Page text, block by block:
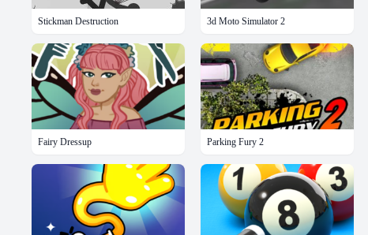
Stickman Destruction 3d Moto Simulator 2
Fairy Dressup Parking Fury 2